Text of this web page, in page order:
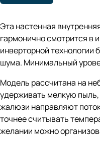
Эта настенная
гармонично смотрится в
инверторной технологии
шума. Минимальный
Модель рассчитана на
удерживать мелкую
жалюзи направляют
точнее считывать
желании можно